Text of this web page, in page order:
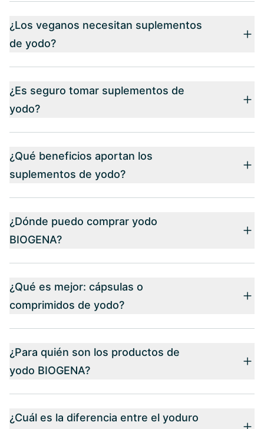
¿Los veganos necesitan suplementos
de yodo?
¿Es seguro tomar suplementos de
yodo?
¿Qué beneficios aportan los
suplementos de yodo?
¿Dónde puedo comprar yodo
BIOGENA?
¿Qué es mejor: cápsulas o
comprimidos de yodo?
¿Para quién son los productos de
yodo BIOGENA?
¿Cuál es la diferencia entre el yoduro